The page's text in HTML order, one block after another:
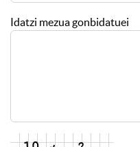
Idatzi mezua gonbidatuei